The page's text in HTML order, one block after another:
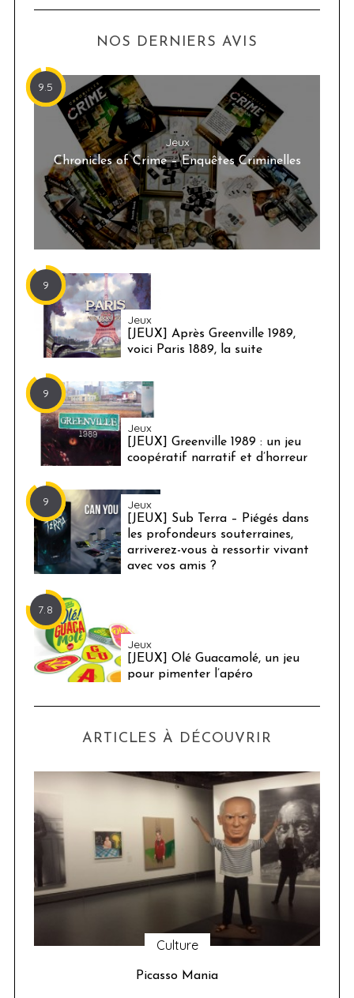
NOS DERNIERS AVIS
9.5
Jeux
Chronicles of Crime – Enquêtes Criminelles
9
Jeux
[JEUX] Après Greenville 1989,
voici Paris 1889, la suite
9
Jeux
[JEUX] Greenville 1989 : un jeu
coopératif narratif et d’horreur
9 Jeux
[JEUX] Sub Terra – Piégés dans
les profondeurs souterraines,
arriverez-vous à ressortir vivant
avec vos amis ?
7.8
Jeux
[JEUX] Olé Guacamolé, un jeu
pour pimenter l’apéro
ARTICLES À DÉCOUVRIR
Culture
Picasso Mania